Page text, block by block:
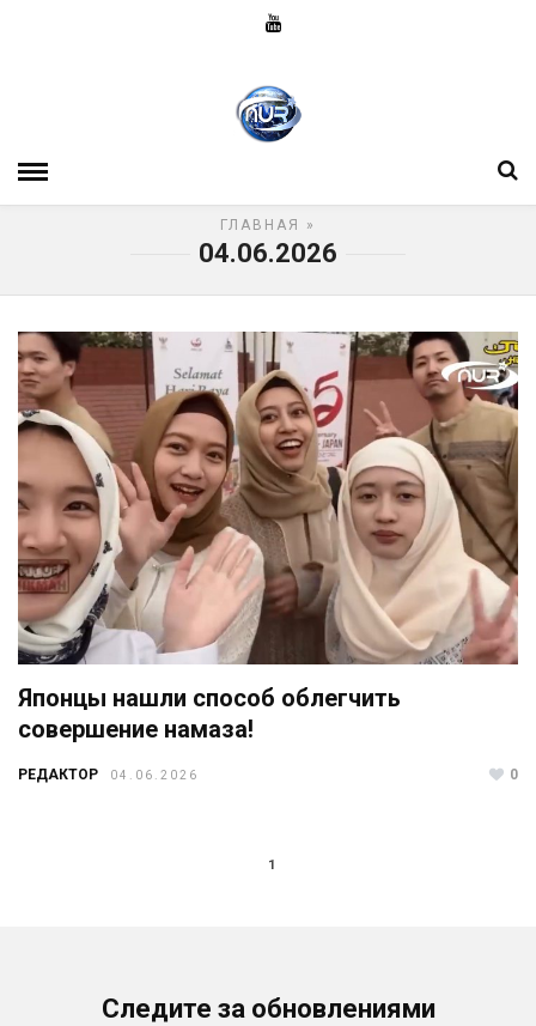
ГЛАВНАЯ »
04.06.2026
Японцы нашли способ облегчить
совершение намаза!
РЕДАКТОР 04.06.2026 0
1
Следите за обновлениями